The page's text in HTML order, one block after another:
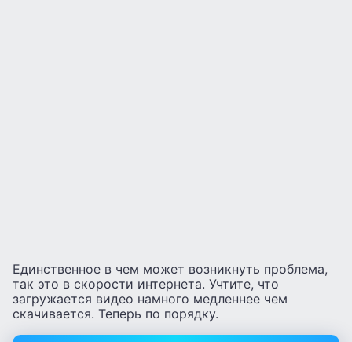
Единственное в чем может возникнуть проблема,
так это в скорости интернета. Учтите, что
загружается видео намного медленнее чем
скачивается. Теперь по порядку.